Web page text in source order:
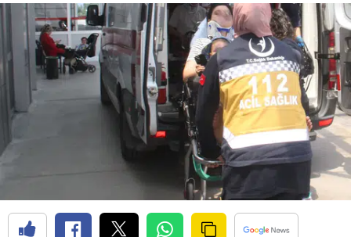
Bingöl
Bitlis
Bolu
Burdur
Bursa
Çanakkale
Çankırı